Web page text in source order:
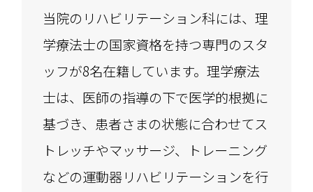
当院のリハビリテーション科には、理
学療法士の国家資格を持つ専門のスタ
ッフが8名在籍しています。理学療法
士は、医師の指導の下で医学的根拠に
基づき、患者さまの状態に合わせてス
トレッチやマッサージ、トレーニング
などの運動器リハビリテーションを行